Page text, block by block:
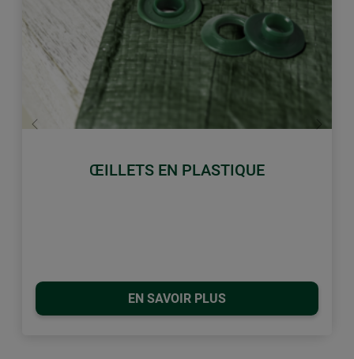
ŒILLETS EN PLASTIQUE
EN SAVOIR PLUS
retour